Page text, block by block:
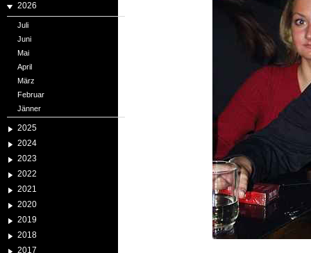
2026
Juli
Juni
Mai
April
März
Februar
Jänner
2025
2024
2023
2022
2021
2020
2019
2018
2017